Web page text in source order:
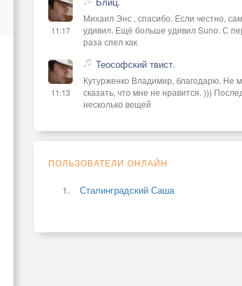
11:17
Михаил Энс , спасибо. Если честно,
удивил. Ещё больше удивил Suno. С
раза спел как
11:13
Теософский твист.
Кутурженко Владимир, благодарю. Не
сказать, что мне не нравится. )))
несколько вещей
ПОЛЬЗОВАТЕЛИ ОНЛАЙН
Сталинградский Саша